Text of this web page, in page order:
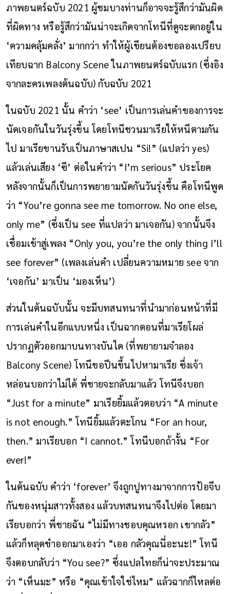
ภาพยนตร์ฉบับ 2021 ผู้ชมบางท่านก็อาจจะรู้สึกว่ามันผิด
ที่ผิดทาง หรือรู้สึกว่ามันน่าจะเกิดจากโทนีที่ดูจะตกอยู่ใน
‘ความคลุ้มคลั่ง’ มากกว่า ทำให้ผู้เขียนต้องขอลองเปรียบ
เทียบฉาก Balcony Scene ในภาพยนตร์ฉบับแรก (ซึ่งอิง
จากละครเพลงต้นฉบับ) กับฉบับ 2021
ในฉบับ 2021 นั้น คำว่า ‘see’ เป็นการเล่นคำของการจะ
นัดเจอกันในวันรุ่งขึ้น โดยโทนีชวนมาเรียให้หนีตามกัน
ไป มาเรียขานรับเป็นภาษาสเปน “Si!” (แปลว่า yes)
แล้วเล่นเสียง ‘ซี’ ต่อในคำว่า “I’m serious” ประโยค
หลังจากนั้นก็เป็นการพยายามนัดกันวันรุ่งขึ้น คือโทนีพูด
ว่า “You’re gonna see me tomorrow. No one else,
only me” (ซึ่งเป็น see ที่แปลว่า มาเจอกัน) จากนั้นจึง
เชื่อมเข้าสู่เพลง “Only you, you’re the only thing I’ll
see forever” (เพลงเล่นคำ เปลี่ยนความหมาย see จาก
‘เจอกัน’ มาเป็น ‘มองเห็น’)
ส่วนในต้นฉบับนั้น จะมีบทสนทนาที่นำมาก่อนหน้าที่มี
การเล่นคำในอีกแบบหนึ่ง เป็นฉากตอนที่มาเรียโผล่
ปรากฏตัวออกมาบนทางบันได (ที่พยายามจำลอง
Balcony Scene) โทนีขอปีนขึ้นไปหามาเรีย ซึ่งเจ้า
หล่อนบอกว่าไม่ได้ พี่ชายจะกลับมาแล้ว โทนีจึงบอก
“Just for a minute” มาเรียยิ้มแล้วตอบว่า “A minute
is not enough.” โทนียิ้มแล้วตะโกน “For an hour,
then.” มาเรียบอก “I cannot.” โทนีบอกถ้างั้น “For
ever!”
ในต้นฉบับ คำว่า ‘forever’ จึงถูกปูทางมาจากการป้อจีบ
กันของหนุ่มสาวทั้งสอง แล้วบทสนทนาจึงไปต่อ โดยมา
เรียบอกว่า พี่ชายฉัน “ไม่มีทางชอบคุณหรอก เขากลัว”
แล้วก็หลุดขำออกมาเองว่า “เออ กลัวคุณนี่อะนะ!” โทนี
จึงตอบกลับว่า “You see?” ซึ่งแปลไทยก็น่าจะประมาณ
ว่า “เห็นมะ” หรือ “คุณเข้าใจใช่ไหม” แล้วฉากก็ไหลต่อ